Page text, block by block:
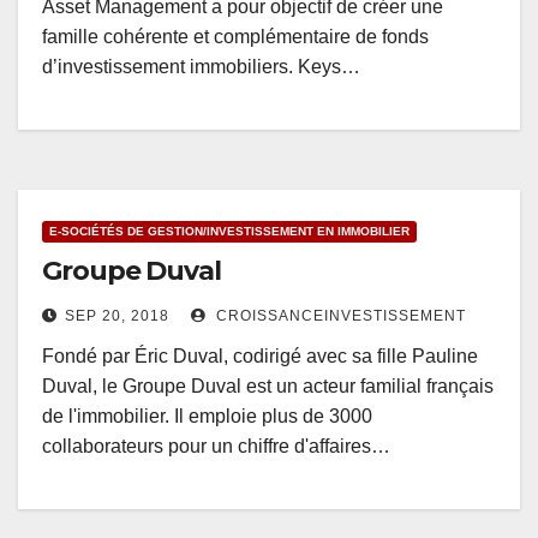
Asset Management a pour objectif de créer une
famille cohérente et complémentaire de fonds
d’investissement immobiliers. Keys…
E-SOCIÉTÉS DE GESTION/INVESTISSEMENT EN IMMOBILIER
Groupe Duval
SEP 20, 2018 CROISSANCEINVESTISSEMENT
Fondé par Éric Duval, codirigé avec sa fille Pauline
Duval, le Groupe Duval est un acteur familial français
de l'immobilier. Il emploie plus de 3000
collaborateurs pour un chiffre d'affaires…